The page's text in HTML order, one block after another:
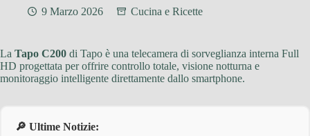
9 Marzo 2026 Cucina e Ricette
La Tapo C200 di Tapo è una telecamera di sorveglianza interna Full
HD progettata per offrire controllo totale, visione notturna e
monitoraggio intelligente direttamente dallo smartphone.
🔎 Ultime Notizie: